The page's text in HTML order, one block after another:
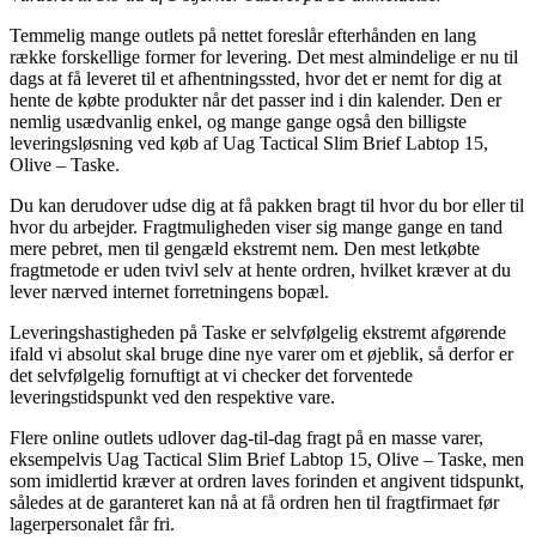
Temmelig mange outlets på nettet foreslår efterhånden en lang
række forskellige former for levering. Det mest almindelige er nu til
dags at få leveret til et afhentningssted, hvor det er nemt for dig at
hente de købte produkter når det passer ind i din kalender. Den er
nemlig usædvanlig enkel, og mange gange også den billigste
leveringsløsning ved køb af Uag Tactical Slim Brief Labtop 15,
Olive – Taske.
Du kan derudover udse dig at få pakken bragt til hvor du bor eller til
hvor du arbejder. Fragtmuligheden viser sig mange gange en tand
mere pebret, men til gengæld ekstremt nem. Den mest letkøbte
fragtmetode er uden tvivl selv at hente ordren, hvilket kræver at du
lever nærved internet forretningens bopæl.
Leveringshastigheden på Taske er selvfølgelig ekstremt afgørende
ifald vi absolut skal bruge dine nye varer om et øjeblik, så derfor er
det selvfølgelig fornuftigt at vi checker det forventede
leveringstidspunkt ved den respektive vare.
Flere online outlets udlover dag-til-dag fragt på en masse varer,
eksempelvis Uag Tactical Slim Brief Labtop 15, Olive – Taske, men
som imidlertid kræver at ordren laves forinden et angivent tidspunkt,
således at de garanteret kan nå at få ordren hen til fragtfirmaet før
lagerpersonalet får fri.